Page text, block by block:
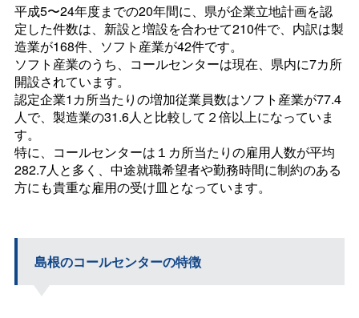
平成5〜24年度までの20年間に、県が企業立地計画を認
定した件数は、新設と増設を合わせて210件で、内訳は製
造業が168件、ソフト産業が42件です。
ソフト産業のうち、コールセンターは現在、県内に7カ所
開設されています。
認定企業1カ所当たりの増加従業員数はソフト産業が77.4
人で、製造業の31.6人と比較して２倍以上になっていま
す。
特に、コールセンターは１カ所当たりの雇用人数が平均
282.7人と多く、中途就職希望者や勤務時間に制約のある
方にも貴重な雇用の受け皿となっています。
島根のコールセンターの特徴